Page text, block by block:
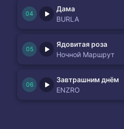
Дама
BURLA
Ядовитая роза
Ночной Маршрут
Завтрашним днём
ENZRO